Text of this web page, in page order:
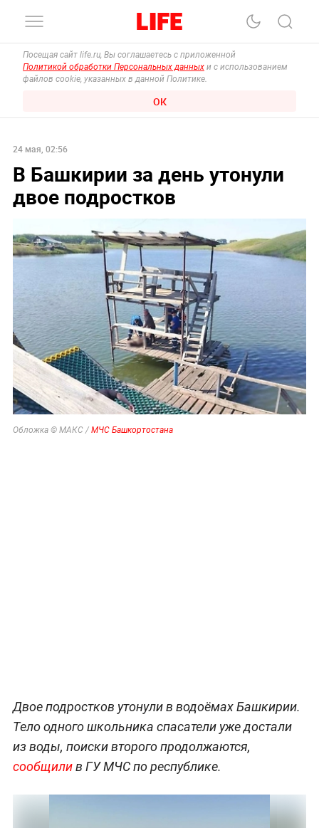
Посещая сайт life.ru, Вы соглашаетесь с приложенной
Политикой обработки Персональных данных и с использованием
файлов cookie, указанных в данной Политике.
ОК
24 мая, 02:56
В Башкирии за день утонули
двое подростков
Обложка © МАКС / МЧС Башкортостана
Двое подростков утонули в водоёмах Башкирии.
Тело одного школьника спасатели уже достали
из воды, поиски второго продолжаются,
сообщилив ГУ МЧС по республике.